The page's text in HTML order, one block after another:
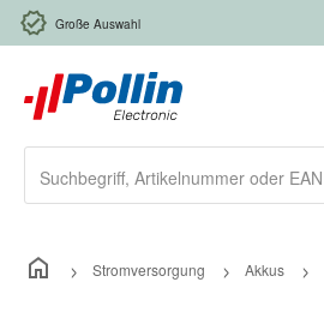
Zum Hauptinhalt springen
Große Auswahl
Stromversorgung Akkus